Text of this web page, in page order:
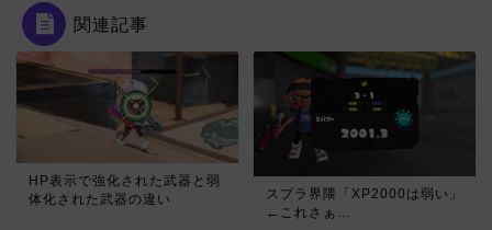
関連記事
HP表示で強化された武器と弱
体化された武器の違い
スプラ界隈「XP2000は弱い」
←これさぁ…